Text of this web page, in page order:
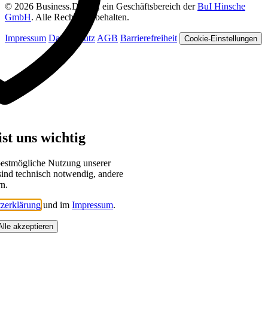
© 2026 Business.Digital, ein Geschäftsbereich derBuI Hinsche
GmbH. Alle Rechte vorbehalten.
Impressum Datenschutz AGB Barrierefreiheit Cookie-Einstellungen
uns wichtig
Nutzung unserer
technisch notwendig, andere
und im Impressum.
akzeptieren